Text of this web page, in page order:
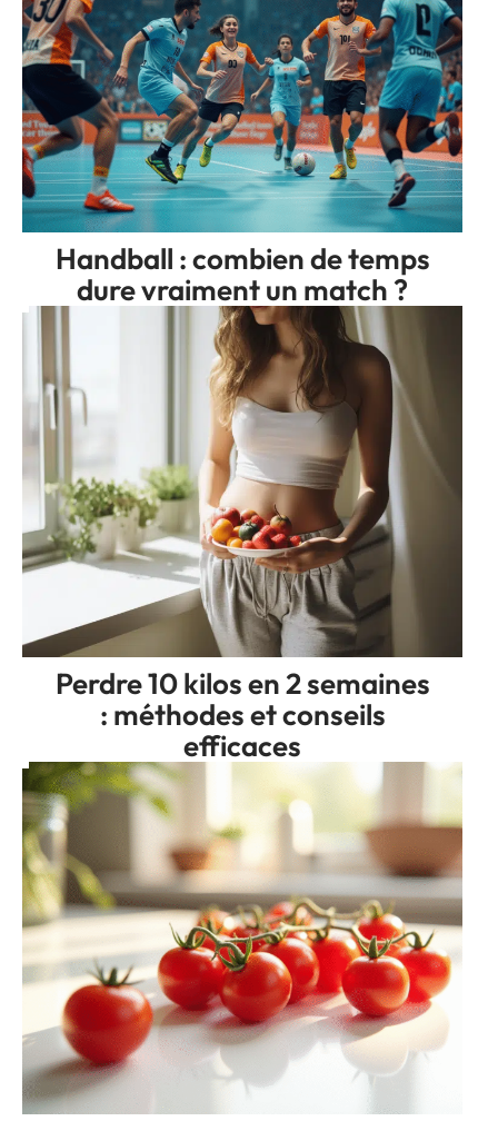
Handball : combien de temps
dure vraiment un match ?
Perdre 10 kilos en 2 semaines
: méthodes et conseils
efficaces